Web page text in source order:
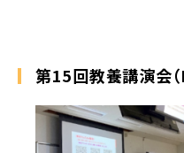
第15回教養講演会